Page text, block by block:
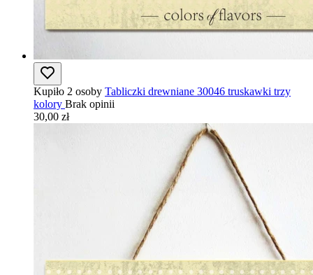
Kupiło 2 osoby Tabliczki drewniane 30046 truskawki trzy
kolory Brak opinii
30,00 zł